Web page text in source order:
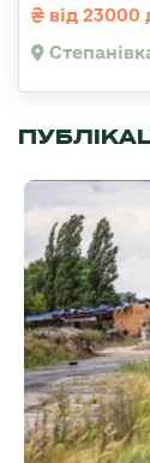
від 23000